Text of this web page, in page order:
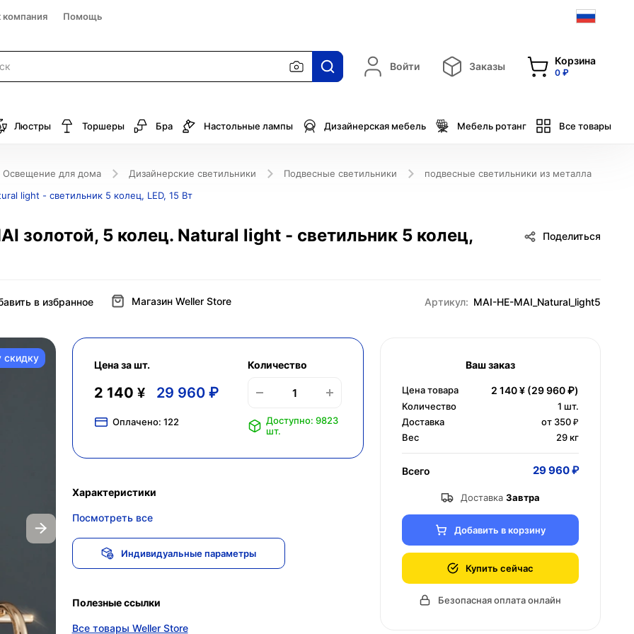
компания Помощь
Войти Заказы Корзина
0 ₽
Люстры Торшеры Бра Настольные лампы Дизайнерская мебель Мебель ротанг Все товары
Освещение для дома Дизайнерские светильники Подвесные светильники
подвесные светильники из металла
light - светильник 5 колец, LED, 15 Вт
золотой, 5 колец. Natural light - светильник 5 колец,
в избранное
Поделиться
Магазин Weller Store Артикул: MAI-HE-MAI_Natural_light5
скидку
Цена за шт.
2 140 ¥ 29 960 ₽
Оплачено: 122
Количество
Доступно: 9823
шт.
Характеристики
Посмотреть все
Индивидуальные параметры
Полезные ссылки
Все товары Weller Store
Ваш заказ
Цена товара 2 140 ¥ (29 960 ₽)
Количество 1 шт.
Доставка
от 350 ₽
Вес
29 кг
Всего 29 960 ₽
Доставка Завтра
Добавить в корзину
Купить сейчас
Безопасная оплата онлайн